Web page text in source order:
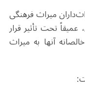
میراث فرهنگی
تحت تأثیر قرار
آنها به میراث
: